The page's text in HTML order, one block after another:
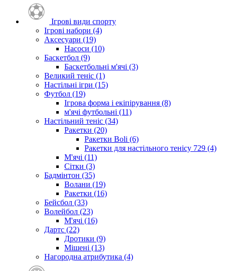
Ігрові види спорту
Ігрові набори (4)
Аксесуари (19)
Насоси (10)
Баскетбол (9)
Баскетбольні м'ячі (3)
Великий теніс (1)
Настільні ігри (15)
Футбол (19)
Ігрова форма і екіпірування (8)
м'ячі футбольні (11)
Настільний теніс (34)
Ракетки (20)
Ракетки Boli (6)
Ракетки для настільного тенісу 729 (4)
М'ячі (11)
Сітки (3)
Бадмінтон (35)
Волани (19)
Ракетки (16)
Бейсбол (33)
Волейбол (23)
М'ячі (16)
Дартс (22)
Дротики (9)
Мішені (13)
Нагородна атрибутика (4)